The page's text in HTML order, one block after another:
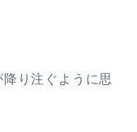
り注ぐように思